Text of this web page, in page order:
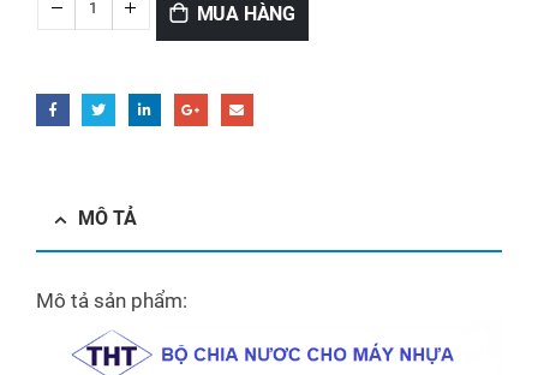
MUA HÀNG
MÔ TẢ
Mô tả sản phẩm: